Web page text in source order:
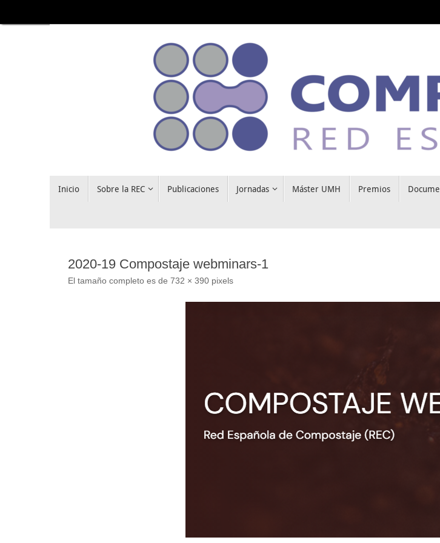
al
Inicio Sobre la REC Publicaciones Jornadas Máster UMH Premios
2020-19 Compostaje webminars-1
El tamaño completo es de 732 × 390 pixels